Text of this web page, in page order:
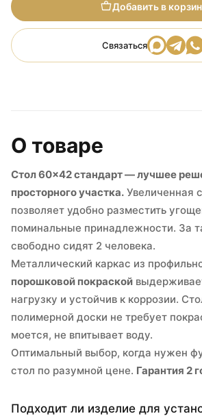
Добавить в
Связаться
О товаре
Стол 60×42 стандарт — лучшее
просторного участка. Увеличенная
позволяет удобно разместить
поминальные принадлежности. За
свободно сидят 2 человека.
Металлический каркас из
порошковой покраской
нагрузку и устойчив к коррозии.
полимерной доски не требует
моется, не впитывает воду.
Оптимальный выбор, когда нужен
стол по разумной цене. Гарантия 2
Подходит ли изделие для